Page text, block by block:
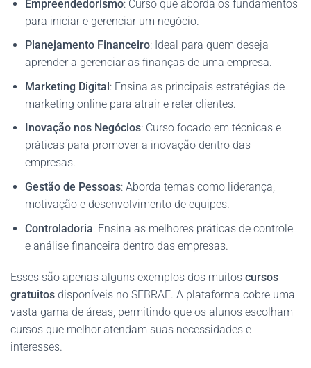
Empreendedorismo: Curso que aborda os fundamentos
para iniciar e gerenciar um negócio.
Planejamento Financeiro: Ideal para quem deseja
aprender a gerenciar as finanças de uma empresa.
Marketing Digital: Ensina as principais estratégias de
marketing online para atrair e reter clientes.
Inovação nos Negócios: Curso focado em técnicas e
práticas para promover a inovação dentro das
empresas.
Gestão de Pessoas: Aborda temas como liderança,
motivação e desenvolvimento de equipes.
Controladoria: Ensina as melhores práticas de controle
e análise financeira dentro das empresas​.
Esses são apenas alguns exemplos dos muitos cursos
gratuitos disponíveis no SEBRAE. A plataforma cobre uma
vasta gama de áreas, permitindo que os alunos escolham
cursos que melhor atendam suas necessidades e
interesses.